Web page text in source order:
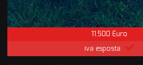
11.500 Euro
iva esposta